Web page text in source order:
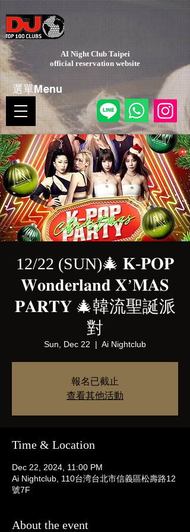
AI Night Club Taipei
​official reservation website
選單Menu
12/22 (SUN)🎄 𝐊-𝐏𝐎𝐏
𝐖𝐨𝐧𝐝𝐞𝐫𝐥𝐚𝐧𝐝 𝐗’𝐌𝐀𝐒
𝐏𝐀𝐑𝐓𝐘 🎄韓流聖誕派
對
Sun, Dec 22
  |
Ai Nightclub
報名已截止
查看其他活動
Time & Location
Dec 22, 2024, 11:00 PM
Ai Nightclub, 110台湾台北市信義區松壽路12
號7F
About the event